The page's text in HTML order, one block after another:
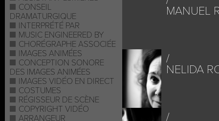
CONSEIL
DRAMATURGIQUE
INTERPRÉTÉ PAR
MUSIC ENGINEERED BY
CHORÉGRAPHE ASSOCIÉE
IMAGES ANIMÉES
CONCEPTION SONORE
DES IMAGES ANIMÉES
IMAGES VIDÉO EN DIRECT
COSTUMES
RÉGISSEUR DE SCÈNE
COPYRIGHT VIDÉO
ARRANGEUR
MANUEL
NELIDA